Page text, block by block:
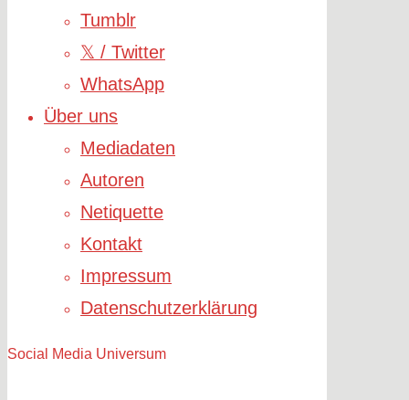
Tumblr
𝕏 / Twitter
WhatsApp
Über uns
Mediadaten
Autoren
Netiquette
Kontakt
Impressum
Datenschutzerklärung
Social Media Universum